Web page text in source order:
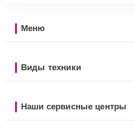
Меню
Виды техники
Наши сервисные центры